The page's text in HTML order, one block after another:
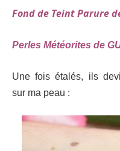
Fond de Teint Parure
Perles Météorites de
Une fois étalés, ils
sur ma peau :